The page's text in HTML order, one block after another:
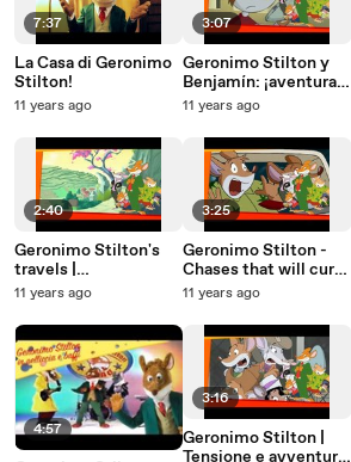
7:37
La Casa di Geronimo
Stilton!
11 years ago
2:40
Geronimo Stilton's
travels |
NORWEGIAN
11 years ago
4:57
3:07
Geronimo Stilton y
Benjamín: ¡aventuras
garantizadas al queso!
11 years ago
3:25
Geronimo Stilton -
Chases that will curl
your fur! -
11 years ago
3:16
Geronimo Stilton |
Tensione e avventura: